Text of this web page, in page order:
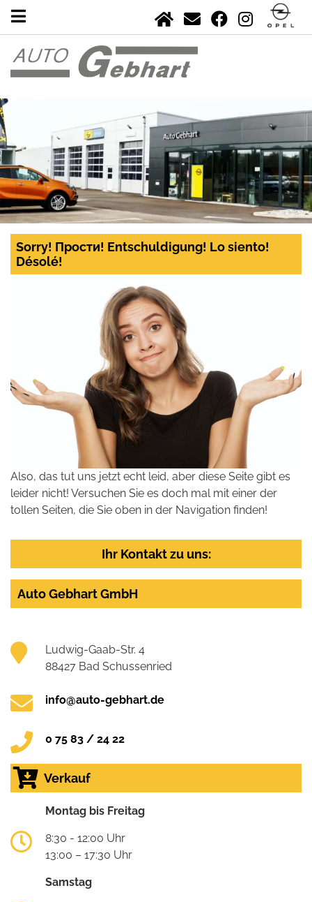
Sorry! Прости! Entschuldigung! Lo siento!
Désolé!
Also, das tut uns jetzt echt leid, aber diese Seite gibt es
leider nicht! Versuchen Sie es doch mal mit einer der
tollen Seiten, die Sie oben in der Navigation finden!
Ihr Kontakt zu uns:
Auto Gebhart GmbH
Ludwig-Gaab-Str. 4
88427 Bad Schussenried
info@auto-gebhart.de
0 75 83 / 24 22
Verkauf
Montag bis Freitag
8:30 - 12:00 Uhr
13:00 – 17:30 Uhr
Samstag